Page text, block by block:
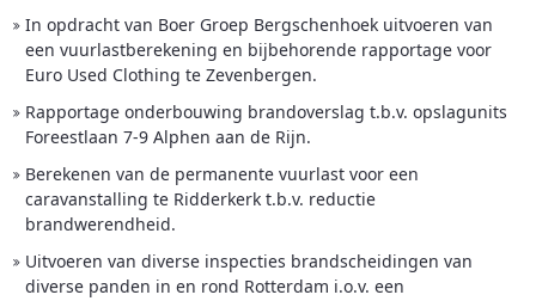
In opdracht van Boer Groep Bergschenhoek uitvoeren van
een vuurlastberekening en bijbehorende rapportage voor
Euro Used Clothing te Zevenbergen.
Rapportage onderbouwing brandoverslag t.b.v. opslagunits
Foreestlaan 7-9 Alphen aan de Rijn.
Berekenen van de permanente vuurlast voor een
caravanstalling te Ridderkerk t.b.v. reductie
brandwerendheid.
Uitvoeren van diverse inspecties brandscheidingen van
diverse panden in en rond Rotterdam i.o.v. een